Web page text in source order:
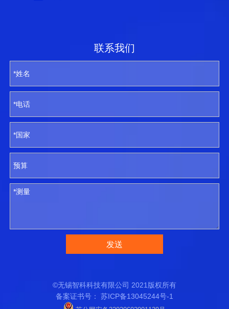
联系我们
发送
©无锡智科科技有限公司 2021版权所有
备案证书号： 苏ICP备13045244号-1